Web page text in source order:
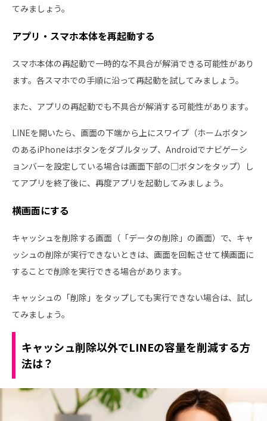
てみましょう。
アプリ・スマホ本体を再起動する
スマホ本体の再起動で一時的な不具合が解消できる可能性があり
ます。各スマホでの手順に沿って再起動を試してみましょう。
また、アプリの再起動でも不具合が解消する可能性があります。
LINEを開いたら、画面の下端から上にスワイプ（ホームボタン
のあるiPhoneはボタンをダブルタップ、Androidでナビゲーシ
ョンバーを設定している場合は画面下部の□ボタンをタップ）し
てアプリを終了後に、再度アプリを起動してみましょう。
横画面にする
キャッシュを削除する画面（「データの削除」の画面）で、キャ
ッシュの削除が実行できないときは、画面を回転させて横画面に
することで削除を実行できる場合があります。
キャッシュの「削除」をタップしても実行できない場合は、試し
てみましょう。
キャッシュ削除以外でLINEの容量を削減する方
法は？